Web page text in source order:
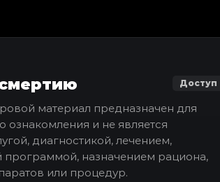
Доступ
материал предназначен для
ознакомления и не является
диагностикой, лечением,
программой, назначением рациона,
или процедур.